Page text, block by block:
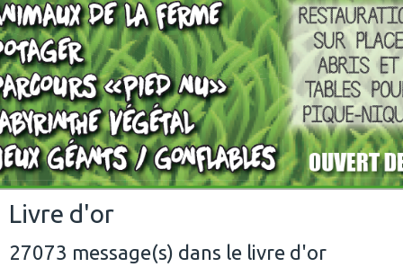
Livre d'or
27073 message(s) dans le livre d'or